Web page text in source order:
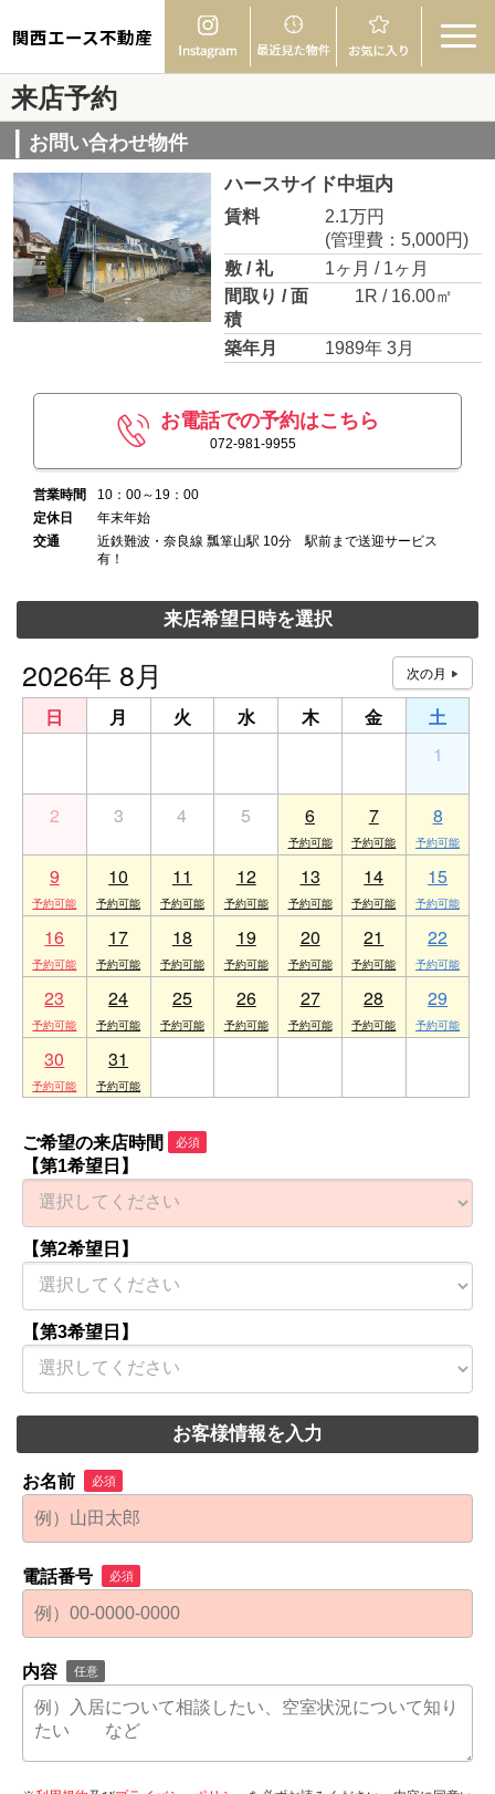
関西エース不動産
来店予約
お問い合わせ物件
ハースサイド中垣内
賃料
2.1万円
(管理費：5,000円)
敷 / 礼
1ヶ月 / 1ヶ月
間取り / 面
積
1R / 16.00㎡
築年月 1989年 3月
お電話での予約はこちら
072-981-9955
営業時間
10：00～19：00
定休日
年末年始
交通
近鉄難波・奈良線 瓢箪山駅 10分 駅前まで送迎サービス
有！
来店希望日時を選択
2026年 8月
日 月 火 水 木 金
土
1
2 3 4 5 6 7 8
9 10 11 12 13 14 15
16 17 18 19 20 21 22
23 24 25 26 27 28 29
30 31
ご希望の来店時間 必須
【第1希望日】
【第2希望日】
【第3希望日】
お客様情報を入力
お名前 必須
電話番号 必須
内容 任意